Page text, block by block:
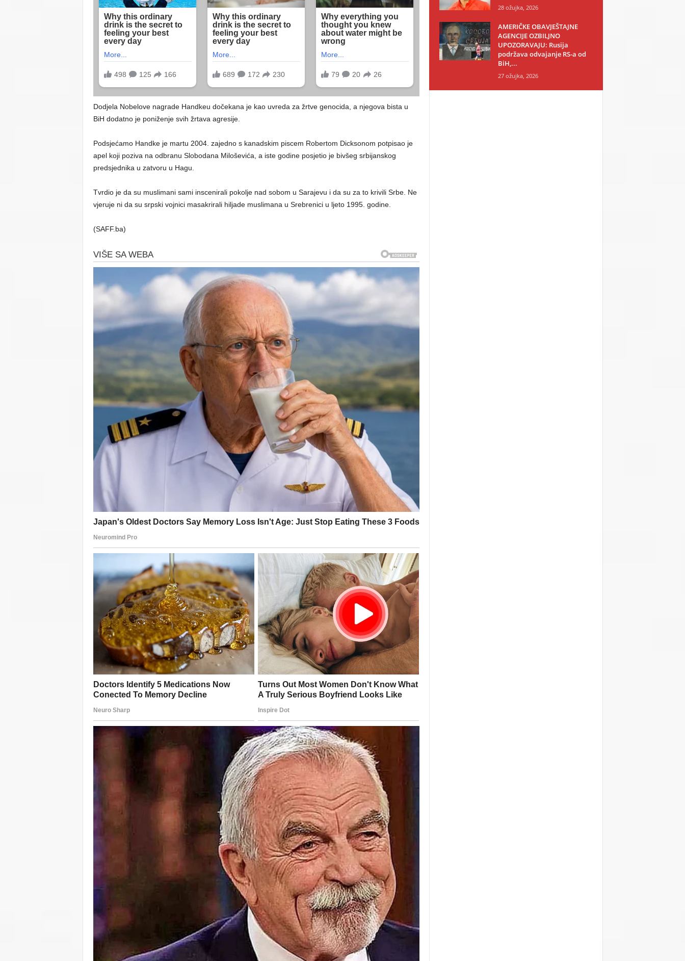
Dodjela Nobelove nagrade Handkeu dočekana je kao uvreda za žrtve genocida, a njegova bista u
BiH dodatno je poniženje svih žrtava agresije.
Podsjećamo Handke je martu 2004. zajedno s kanadskim piscem Robertom Dicksonom potpisao je
apel koji poziva na odbranu Slobodana Miloševića, a iste godine posjetio je bivšeg srbijanskog
predsjednika u zatvoru u Hagu.
Tvrdio je da su muslimani sami inscenirali pokolje nad sobom u Sarajevu i da su za to krivili Srbe. Ne
vjeruje ni da su srpski vojnici masakrirali hiljade muslimana u Srebrenici u ljeto 1995. godine.
(SAFF.ba)
28 ožujka, 2026
AMERIČKE OBAVJEŠTAJNE
AGENCIJE OZBILJNO
UPOZORAVAJU: Rusija
podržava odvajanje RS-a od
BiH,...
27 ožujka, 2026